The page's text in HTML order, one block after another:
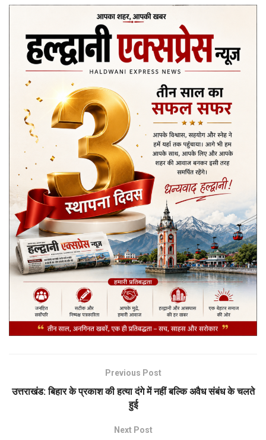
Previous Post
उत्तराखंड: बिहार के प्रकाश की हत्या दंगे में नहीं बल्कि अवैध संबंध के चलते
हुई
Next Post